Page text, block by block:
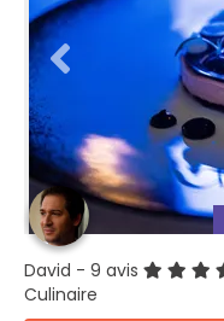
David - 9 avis
Culinaire